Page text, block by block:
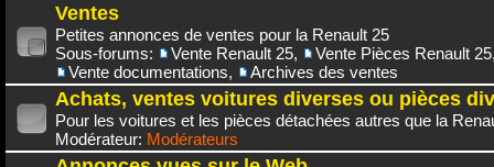
Ventes
Petites annonces de ventes pour la Renault 25
Sous-forums:
Vente Renault 25, Vente Pièces Renault 25
Vente documentations, Archives des ventes
Achats, ventes voitures diverses ou pièces
Pour les voitures et les pièces détachées autres que la
Modérateur: Modérateurs